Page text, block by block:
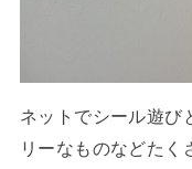
ネットでシール遊び
リーなものなどたく